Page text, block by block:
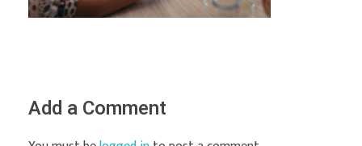
Add a Comment